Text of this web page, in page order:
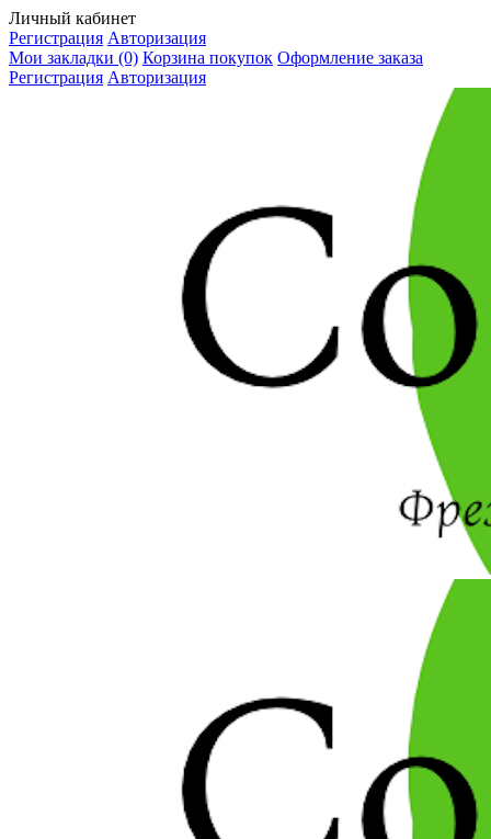
Личный кабинет
Регистрация Авторизация
Мои закладки (0) Корзина покупок Оформление заказа
Регистрация Авторизация